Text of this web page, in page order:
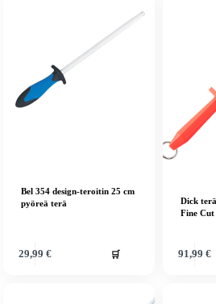
Bel 354 design-teroitin 25 cm
pyöreä terä
29,99 € 🛒
Dick
Fine Cut
91,99 €